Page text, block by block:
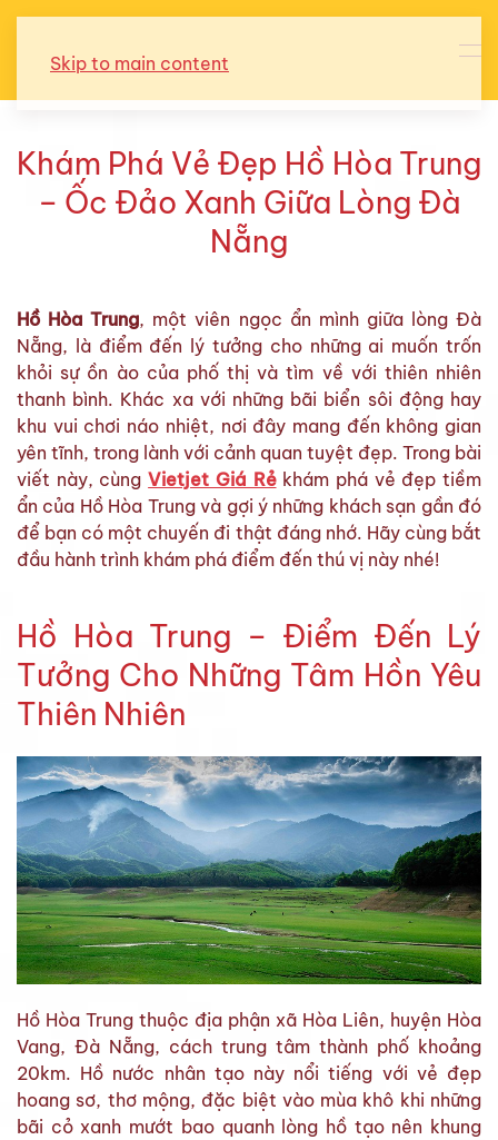
Skip to main content
Khám Phá Vẻ Đẹp Hồ Hòa Trung
– Ốc Đảo Xanh Giữa Lòng Đà
Nẵng
Hồ Hòa Trung, một viên ngọc ẩn mình giữa lòng Đà
Nẵng, là điểm đến lý tưởng cho những ai muốn trốn
khỏi sự ồn ào của phố thị và tìm về với thiên nhiên
thanh bình. Khác xa với những bãi biển sôi động hay
khu vui chơi náo nhiệt, nơi đây mang đến không gian
yên tĩnh, trong lành với cảnh quan tuyệt đẹp. Trong bài
viết này, cùngVietjet Giá Rẻkhám phá vẻ đẹp tiềm
ẩn của Hồ Hòa Trung và gợi ý những khách sạn gần đó
để bạn có một chuyến đi thật đáng nhớ. Hãy cùng bắt
đầu hành trình khám phá điểm đến thú vị này nhé!
Hồ Hòa Trung – Điểm Đến Lý
Tưởng Cho Những Tâm Hồn Yêu
Thiên Nhiên
Hồ Hòa Trung thuộc địa phận xã Hòa Liên, huyện Hòa
Vang, Đà Nẵng, cách trung tâm thành phố khoảng
20km. Hồ nước nhân tạo này nổi tiếng với vẻ đẹp
hoang sơ, thơ mộng, đặc biệt vào mùa khô khi những
bãi cỏ xanh mướt bao quanh lòng hồ tạo nên khung